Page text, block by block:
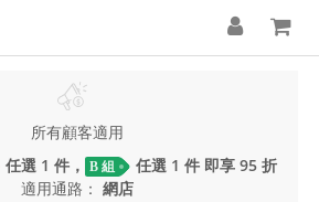
所有顧客適用
任選 1 件， B 組
任選 1 件 即享 95 折
適用通路： 網店